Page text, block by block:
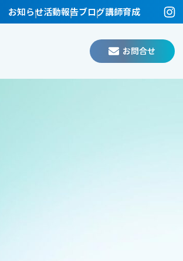
お知らせ活動報告ブログ講師育成
お問合せ